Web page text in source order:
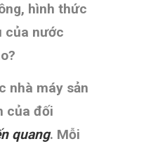
hình thức
của nước
nhà máy sản
của đối
quang. Mỗi